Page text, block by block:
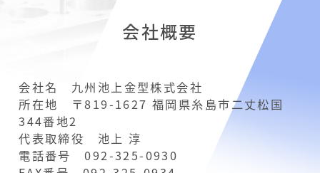
会社概要
会社名 九州池上金型株式会社
所在地 〒819-1627 福岡県糸島市二丈松国
344番地2
代表取締役 池上 淳
電話番号 092-325-0930